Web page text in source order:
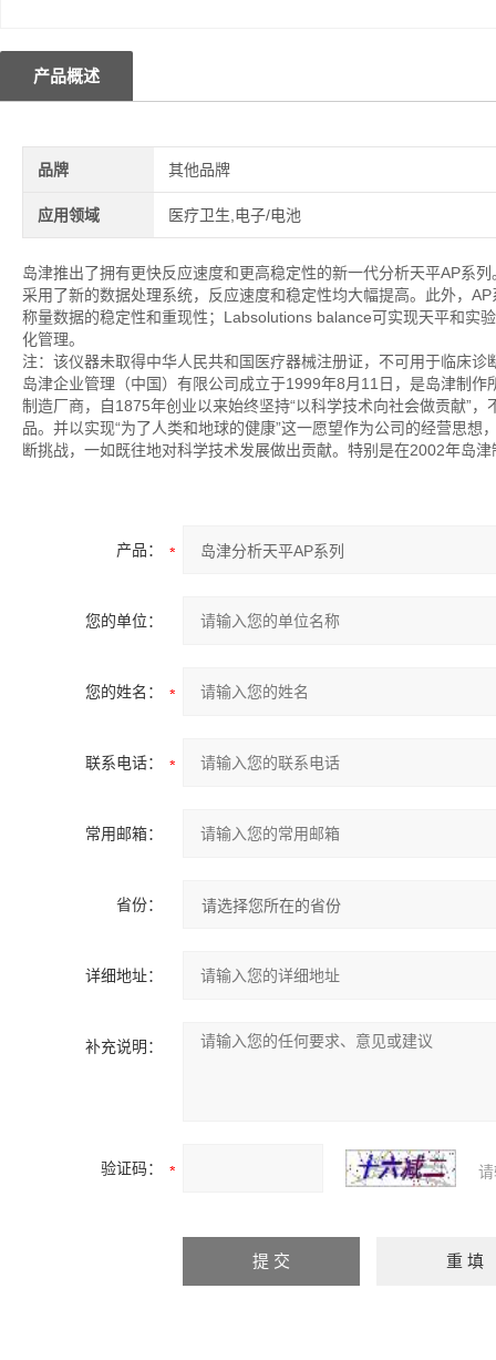
产品概述
品牌 其他品牌
应用领域 医疗卫生,电子/电池
岛津推出了拥有更快反应速度和更高稳定性的新一代分析天平AP系
采用了新的数据处理系统，反应速度和稳定性均大幅提高。此外，
称量数据的稳定性和重现性；Labsolutions balance可实现天平和实
化管理。
注：该仪器未取得中华人民共和国医疗器械注册证，不可用于临床诊
岛津企业管理（中国）有限公司成立于1999年8月11日，是岛津制
制造厂商，自1875年创业以来始终坚持“以科学技术向社会做贡献”
品。并以实现“为了人类和地球的健康”这一愿望作为公司的经营思
断挑战，一如既往地对科学技术发展做出贡献。特别是在2002年岛
产品：
您的单位：
您的姓名：
联系电话：
常用邮箱：
省份：
详细地址：
补充说明：
验证码：